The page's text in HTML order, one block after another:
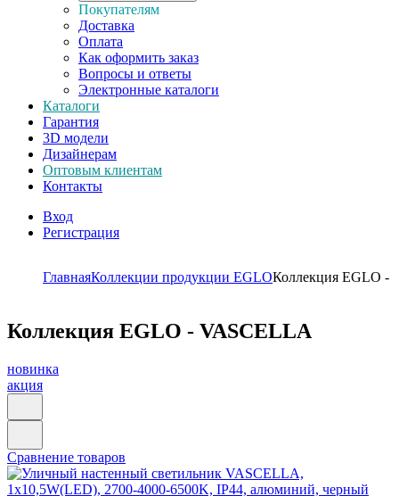
Покупателям
Доставка
Оплата
Как оформить заказ
Вопросы и ответы
Электронные каталоги
Каталоги
Гарантия
3D модели
Дизайнерам
Оптовым клиентам
Контакты
Вход
Регистрация
ГлавнаяКоллекции продукции EGLOКоллекция EGLO -
Коллекция EGLO - VASCELLA
новинка
акция
Сравнение товаров